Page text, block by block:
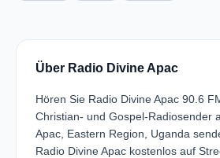
Über Radio Divine Apac
Hören Sie Radio Divine Apac 90.6
Christian- und Gospel-Radiosender
Apac, Eastern Region, Uganda
Radio Divine Apac kostenlos auf